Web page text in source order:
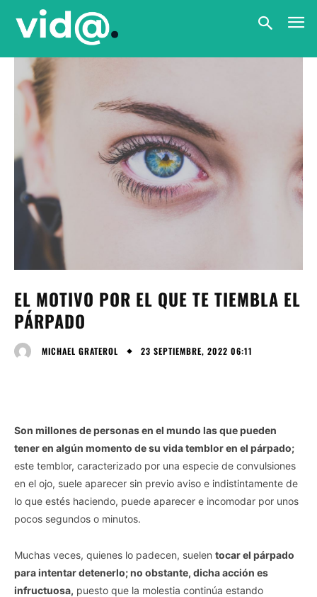
EL MOTIVO POR EL QUE TE TIEMBLA EL
PÁRPADO
MICHAEL GRATEROL 23 SEPTIEMBRE, 2022 06:11
Son millones de personas en el mundo las que pueden
tener en algún momento de su vida temblor en el párpado;
este temblor, caracterizado por una especie de convulsiones
en el ojo, suele aparecer sin previo aviso e indistintamente de
lo que estés haciendo, puede aparecer e incomodar por unos
pocos segundos o minutos.
Muchas veces, quienes lo padecen, suelen tocar el párpado
para intentar detenerlo; no obstante, dicha acción es
infructuosa, puesto que la molestia continúa estando